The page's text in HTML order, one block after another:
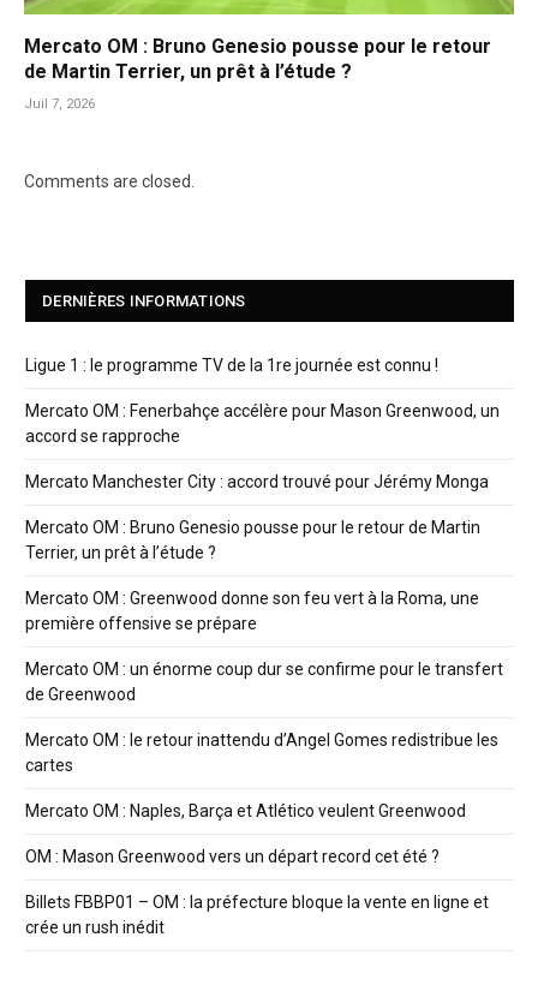
Mercato OM : Bruno Genesio pousse pour le retour
de Martin Terrier, un prêt à l’étude ?
Juil 7, 2026
Comments are closed.
DERNIÈRES INFORMATIONS
Ligue 1 : le programme TV de la 1re journée est connu !
Mercato OM : Fenerbahçe accélère pour Mason Greenwood, un
accord se rapproche
Mercato Manchester City : accord trouvé pour Jérémy Monga
Mercato OM : Bruno Genesio pousse pour le retour de Martin
Terrier, un prêt à l’étude ?
Mercato OM : Greenwood donne son feu vert à la Roma, une
première offensive se prépare
Mercato OM : un énorme coup dur se confirme pour le transfert
de Greenwood
Mercato OM : le retour inattendu d’Angel Gomes redistribue les
cartes
Mercato OM : Naples, Barça et Atlético veulent Greenwood
OM : Mason Greenwood vers un départ record cet été ?
Billets FBBP01 – OM : la préfecture bloque la vente en ligne et
crée un rush inédit